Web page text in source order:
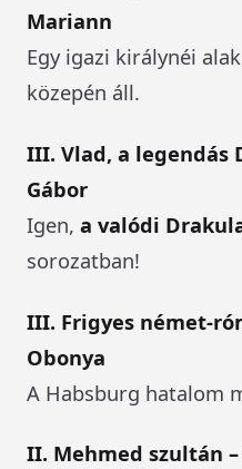
Mariann
Egy igazi királynéi
közepén áll.
III. Vlad, a legendás
Gábor
Igen, a valódi
sorozatban!
III. Frigyes német-
Obonya
A Habsburg hatalom
II. Mehmed szultán